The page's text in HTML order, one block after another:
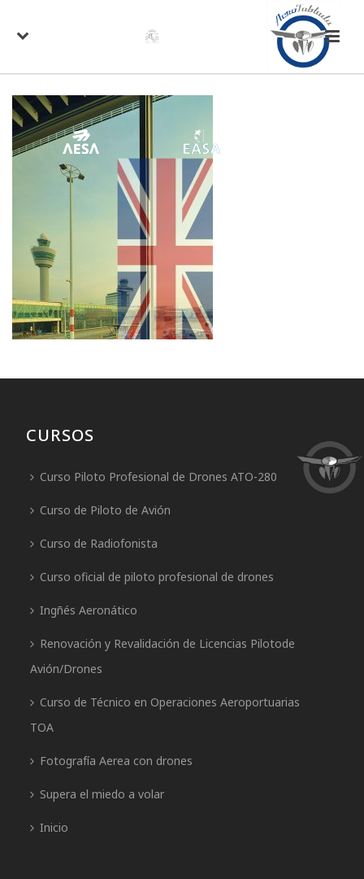
CURSOS
Curso Piloto Profesional de Drones ATO-280
Curso de Piloto de Avión
Curso de Radiofonista
Curso oficial de piloto profesional de drones
Ingñés Aeronático
Renovación y Revalidación de Licencias Pilotode
Avión/Drones
Curso de Técnico en Operaciones Aeroportuarias
TOA
Fotografía Aerea con drones
Supera el miedo a volar
Inicio